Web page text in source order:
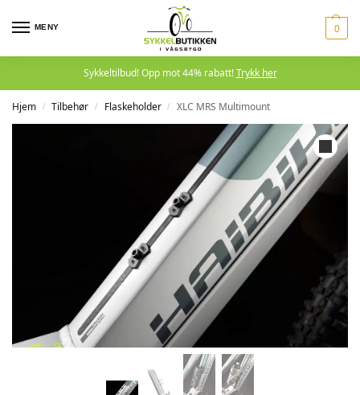
MENY 0
Sykkeltilbud! Opp mot 44% rabatt!Trykk her
Hjem / Tilbehør / Flaskeholder / XLC MRS Multimount